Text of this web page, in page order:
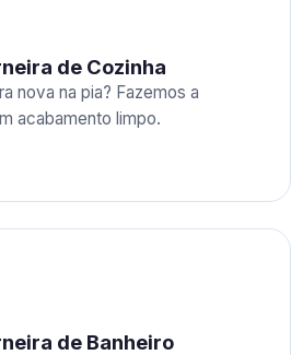
de Cozinha
nova na pia? Fazemos a
acabamento limpo.
de Banheiro